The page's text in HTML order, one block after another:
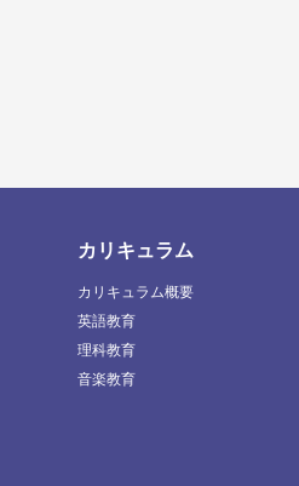
カリキュラム
カリキュラム概要
英語教育
理科教育
音楽教育